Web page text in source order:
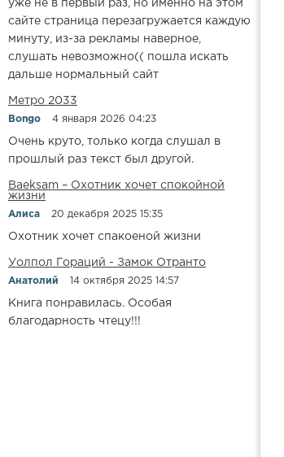
уже не в первый раз, но именно на этом
сайте страница перезагружается каждую
минуту, из-за рекламы наверное,
слушать невозможно(( пошла искать
дальше нормальный сайт
Метро 2033
Bongo 4 января 2026 04:23
Очень круто, только когда слушал в
прошлый раз текст был другой.
Baeksam – Охотник хочет спокойной
жизни
Алиса 20 декабря 2025 15:35
Охотник хочет спакоеной жизни
Уолпол Гораций - Замок Отранто
Анатолий 14 октября 2025 14:57
Книга понравилась. Особая
благодарность чтецу!!!